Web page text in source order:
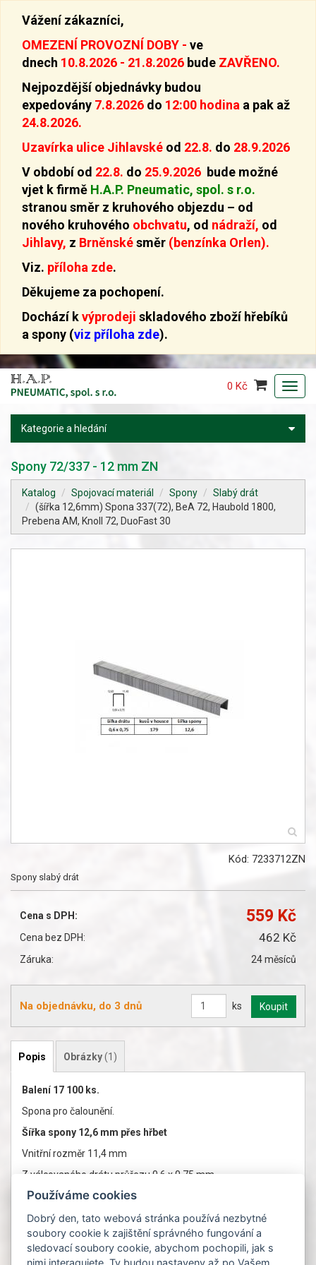
Vážení zákazníci,
OMEZENÍ PROVOZNÍ DOBY - ve
dnech 10.8.2026 - 21.8.2026 bude ZAVŘENO.
Nejpozdější objednávky budou
expedovány 7.8.2026 do 12:00 hodina a pak až
24.8.2026.
Uzavírka ulice Jihlavské od 22.8. do 28.9.2026
V období od 22.8. do 25.9.2026 bude možné
vjet k firmě H.A.P. Pneumatic, spol. s r.o.
stranou směr z kruhového objezdu – od
nového kruhového obchvatu, od nádraží, od
Jihlavy, z Brněnskésměr (benzínka Orlen).
Viz. příloha zde.
Děkujeme za pochopení.
Dochází kvýprodeji skladového zboží hřebíků
a spony (viz příloha zde).
0 Kč
Kategorie a hledání
Spony 72/337 - 12 mm ZN
Katalog Spojovací materiál Spony
Slabý drát
(šířka 12,6mm) Spona 337(72), BeA 72, Haubold 1800,
Prebena AM, Knoll 72, DuoFast 30
Kód: 7233712ZN
Spony slabý drát
Cena s DPH: 559 Kč
Cena bez DPH: 462 Kč
Záruka: 24 měsíců
Na objednávku, do 3 dnů ks
Popis Obrázky(1)
Balení 17 100 ks.
Spona pro čalounění.
Šířka spony 12,6 mm přes hřbet
Vnitřní rozměr 11,4 mm
Z válcovaného drátu průřezu 0,6 x 0,75 mm
Ocelová pozinkovaná spona
Délka spon 6 - 16 mm
Označení kompatibilní spony dle výrobce: Bea 72, Haubold
1800, Prebena AM, Knoll 72, DuoFast 30
Používáme cookies
Dobrý den, tato webová stránka používá nezbytné
soubory cookie k zajištění správného fungování a
sledovací soubory cookie, abychom pochopili, jak s
nimi interagujete. Ty budou nastaveny až po Vašem